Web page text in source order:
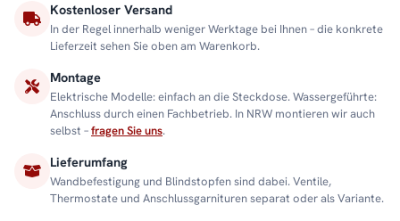
Kostenloser Versand
In der Regel innerhalb weniger Werktage bei Ihnen – die konkrete
Lieferzeit sehen Sie oben am Warenkorb.
Montage
Elektrische Modelle: einfach an die Steckdose. Wassergeführte:
Anschluss durch einen Fachbetrieb. In NRW montieren wir auch
selbst –fragen Sie uns.
Lieferumfang
Wandbefestigung und Blindstopfen sind dabei. Ventile,
Thermostate und Anschlussgarnituren separat oder als Variante.